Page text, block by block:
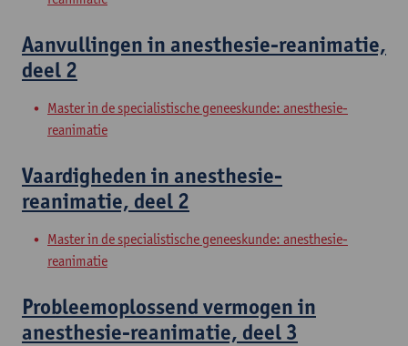
Aanvullingen in anesthesie-reanimatie,
deel 2
Master in de specialistische geneeskunde: anesthesie-
reanimatie
Vaardigheden in anesthesie-
reanimatie, deel 2
Master in de specialistische geneeskunde: anesthesie-
reanimatie
Probleemoplossend vermogen in
anesthesie-reanimatie, deel 3